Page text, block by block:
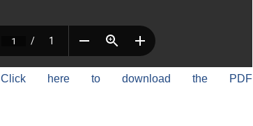
Click here to download the PDF